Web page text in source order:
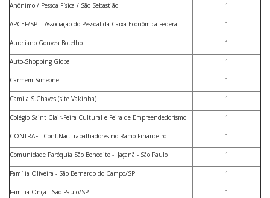
Anônimo / Pessoa Física / São Sebastião 1
APCEF/SP - Associação do Pessoal da Caixa Econômica Federal 1
Aureliano Gouvea Botelho 1
Auto-Shopping Global 1
Carmem Simeone 1
Camila S.Chaves (site Vakinha) 1
Colégio Saint Clair-Feira Cultural e Feira de Empreendedorismo 1
CONTRAF - Conf.Nac.Trabalhadores no Ramo Financeiro 1
Comunidade Paróquia São Benedito - Jaçanã - São Paulo 1
Família Oliveira - São Bernardo do Campo/SP 1
Família Onça - São Paulo/SP 1